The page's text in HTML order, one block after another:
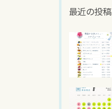
最近の投稿